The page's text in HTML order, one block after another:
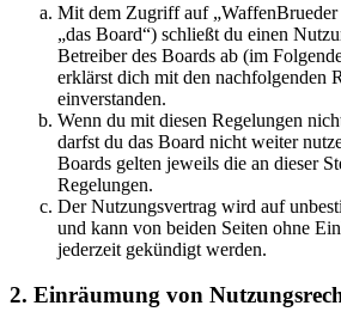
Mit dem Zugriff auf „WaffenBrueder
„das Board“) schließt du einen
Betreiber des Boards ab (im
erklärst dich mit den nachfolgenden
einverstanden.
Wenn du mit diesen Regelungen
darfst du das Board nicht weiter
Boards gelten jeweils die an dieser
Regelungen.
Der Nutzungsvertrag wird auf
und kann von beiden Seiten ohne
jederzeit gekündigt werden.
2. Einräumung von